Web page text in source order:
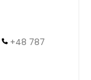
+48 787